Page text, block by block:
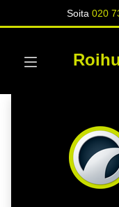
Soita020